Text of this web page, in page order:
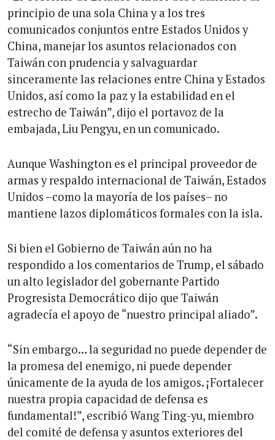
principio de una sola China y a los tres
comunicados conjuntos entre Estados Unidos y
China, manejar los asuntos relacionados con
Taiwán con prudencia y salvaguardar
sinceramente las relaciones entre China y Estados
Unidos, así como la paz y la estabilidad en el
estrecho de Taiwán”, dijo el portavoz de la
embajada, Liu Pengyu, en un comunicado.
Aunque Washington es el principal proveedor de
armas y respaldo internacional de Taiwán, Estados
Unidos –como la mayoría de los países– no
mantiene lazos diplomáticos formales con la isla.
Si bien el Gobierno de Taiwán aún no ha
respondido a los comentarios de Trump, el sábado
un alto legislador del gobernante Partido
Progresista Democrático dijo que Taiwán
agradecía el apoyo de “nuestro principal aliado”.
“Sin embargo… la seguridad no puede depender de
la promesa del enemigo, ni puede depender
únicamente de la ayuda de los amigos. ¡Fortalecer
nuestra propia capacidad de defensa es
fundamental!”, escribió Wang Ting-yu, miembro
del comité de defensa y asuntos exteriores del